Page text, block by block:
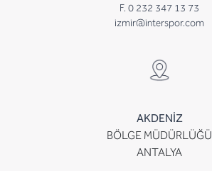
F. 0 232 347 13 73
izmir@interspor.com
AKDENİZ
BÖLGE MÜDÜRLÜĞÜ
ANTALYA